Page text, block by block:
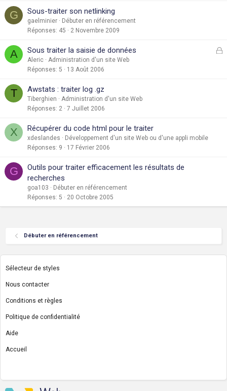
G Sous-traiter son netlinking
gaelminier
Débuter en référencement
Réponses 45 2 Novembre 2009
A
F
Sous traiter la saisie de données
Aleric
Administration d'un site Web
Réponses 5 13 Août 2006
T Awstats : traiter log .gz
Tiberghien
Administration d'un site Web
Réponses 2 7 Juillet 2006
X Récupérer du code html pour le traiter
xdeslandes
Développement d'un site Web ou d'une appli mobile
Réponses 9 17 Février 2006
G
Outils pour traiter efficacement les résultats de
recherches
goa103
Débuter en référencement
Réponses 5 20 Octobre 2005
Débuter en référencement
Sélecteur de styles
Nous contacter
Conditions et règles
Politique de confidentialité
Aide
Accueil